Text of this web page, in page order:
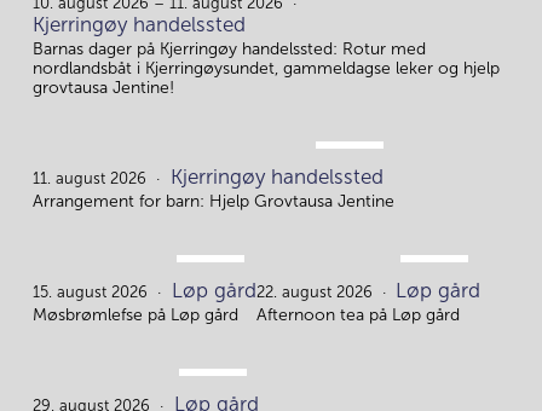
10. august 2026 – 11. august 2026
Kjerringøy handelssted
Barnas dager på Kjerringøy handelssted: Rotur med
nordlandsbåt i Kjerringøysundet, gammeldagse leker og hjelp
grovtausa Jentine!
11.
11. august 2026 Kjerringøy handelssted
Arrangement for barn: Hjelp Grovtausa Jentine
15.
15. august 2026 Løp gård
Møsbrømlefse på Løp gård
22.
22. august 2026 Løp gård
Afternoon tea på Løp gård
29. august 2026 Løp gård